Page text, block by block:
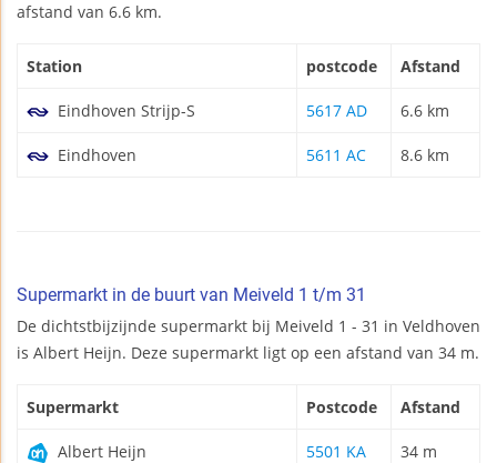
afstand van 6.6 km.
Station postcode Afstand
Eindhoven Strijp-S 5617 AD 6.6 km
Eindhoven 5611 AC 8.6 km
Supermarkt in de buurt van Meiveld 1 t/m 31
De dichtstbijzijnde supermarkt bij Meiveld 1 - 31 in Veldhoven
is Albert Heijn. Deze supermarkt ligt op een afstand van 34 m.
Supermarkt Postcode Afstand
Albert Heijn 5501 KA 34 m